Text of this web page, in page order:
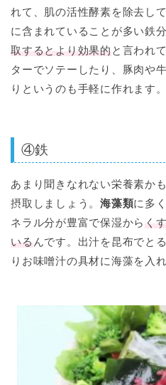
れて、肌の活性酵素を除去し
に含まれていることが多い鉄分
取するとより効果的 と言われ
ターでソテーしたり、豚肉や
りというのも手軽に作れます。
④鉄
あまり聞きなれない栄養素か
摂取しましょう。海藻類に多
ネラル分が豊富で保湿から く
いる んです。出汁を昆布でと
りお味噌汁の具材に海藻を入